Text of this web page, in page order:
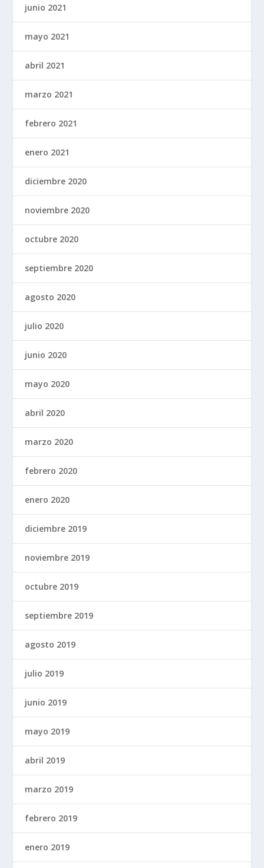
junio 2021
mayo 2021
abril 2021
marzo 2021
febrero 2021
enero 2021
diciembre 2020
noviembre 2020
octubre 2020
septiembre 2020
agosto 2020
julio 2020
junio 2020
mayo 2020
abril 2020
marzo 2020
febrero 2020
enero 2020
diciembre 2019
noviembre 2019
octubre 2019
septiembre 2019
agosto 2019
julio 2019
junio 2019
mayo 2019
abril 2019
marzo 2019
febrero 2019
enero 2019